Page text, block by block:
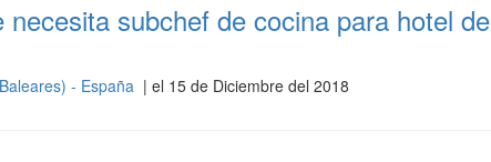
subchef de cocina para hotel de
- España | el 15 de Diciembre del 2018